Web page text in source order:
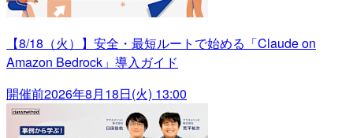
【8/18（火）】安全・最短ルートで始める「Claude on
Amazon Bedrock」導入ガイド
開催前2026年8月18日(火) 13:00